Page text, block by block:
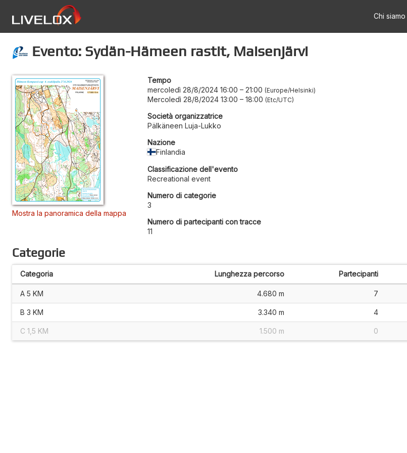
Chi siamo
Evento: Sydän-Hämeen rastit, Maisenjärvi
Mostra la panoramica della mappa
Tempo
mercoledì 28/8/2024 16:00 – 21:00 Europe/Helsinki
Mercoledì 28/8/2024 13:00 – 18:00 Etc/UTC
Società organizzatrice
Pälkäneen Luja-Lukko
Nazione
Finlandia
Classificazione dell'evento
Recreational event
Numero di categorie
3
Numero di partecipanti con tracce
11
Categorie
Categoria Lunghezza percorso Partecipanti
A 5 KM 4.680 m 7
B 3 KM 3.340 m 4
C 1,5 KM 1.500 m 0